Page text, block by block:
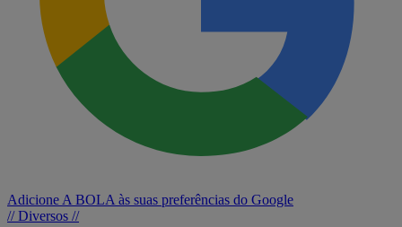
Adicione A BOLA às suas preferências do Google
// Diversos //